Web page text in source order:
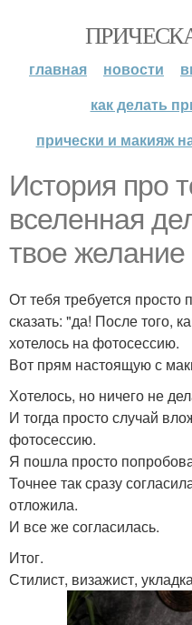
главная новости
как делать
прически и макияж
История про
вселенная
твое
От тебя требуется просто
сказать: "да! После того,
хотелось на фотосессию.
Вот прям настоящую с
Хотелось, но ничего не
И тогда просто случай
фотосессию.
Я пошла просто
Точнее так сразу
отложила.
И все же согласилась.
Итог.
Стилист, визажист,